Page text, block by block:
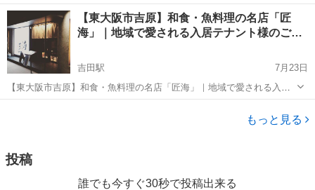
プレーン、カスタード、チョコクリーム、チョコチップの4種の味をお
試しでつけさせていただきます！
大阪 東大阪市 その他
【東大阪市吉原】和食・魚料理の名店「匠
海」｜地域で愛される入居テナント様のご紹
吉田駅
7月23日
【東大阪市吉原】和食・魚料理の名店「匠海」｜地域で愛される入居
テナント様のご紹介 ご覧いただきありがとうございます。 末吉有限会
もっと見る
投稿
誰でも今すぐ30秒で投稿出来る